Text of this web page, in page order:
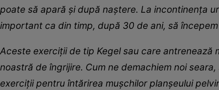
poate să apară și după naștere. La incontinența
important ca din timp, după 30 de ani, să
Aceste exerciții de tip Kegel sau care
noastră de îngrijire. Cum ne demachiem noi
exerciții pentru întărirea mușchilor planșeului